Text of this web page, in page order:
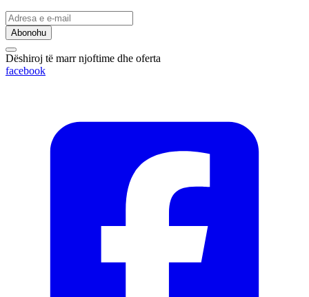
Abonohu
Dëshiroj të marr njoftime dhe oferta
facebook